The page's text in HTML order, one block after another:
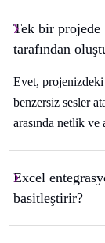
Tek bir projede
tarafından
Evet, projenizdeki
benzersiz sesler
arasında netlik ve
Excel
basitleştirir?